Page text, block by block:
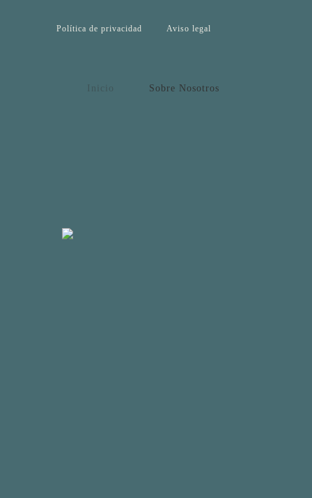
Política de privacidad Aviso legal
Inicio Sobre Nosotros